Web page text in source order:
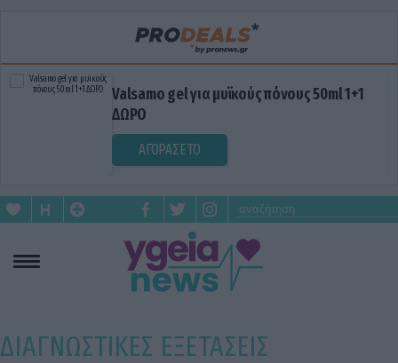
50ml 1+1
Blue Gel: Φυσική ανακούφιση
ΔΙΑΓΝΩΣΤΙΚΕΣ ΕΞΕΤΑΣΕΙΣ